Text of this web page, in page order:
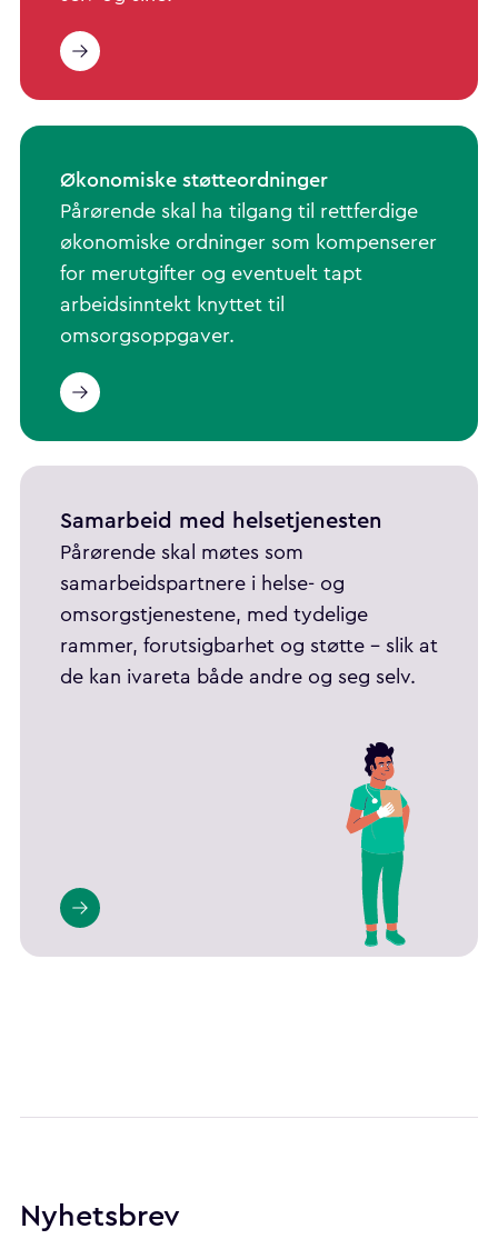
Økonomiske støtteordninger
Pårørende skal ha tilgang til rettferdige
økonomiske ordninger som kompenserer
for merutgifter og eventuelt tapt
arbeidsinntekt knyttet til
omsorgsoppgaver.
Samarbeid med helsetjenesten
Pårørende skal møtes som
samarbeidspartnere i helse- og
omsorgstjenestene, med tydelige
rammer, forutsigbarhet og støtte – slik at
de kan ivareta både andre og seg selv.
Nyhetsbrev